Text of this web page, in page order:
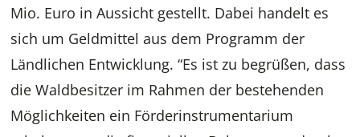
Mio. Euro in Aussicht gestellt. Dabei handelt es
sich um Geldmittel aus dem Programm der
Ländlichen Entwicklung. “Es ist zu begrüßen, dass
die Waldbesitzer im Rahmen der bestehenden
Möglichkeiten ein Förderinstrumentarium